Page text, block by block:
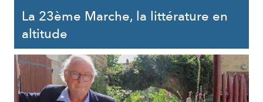
La 23ème Marche, la littérature en
altitude